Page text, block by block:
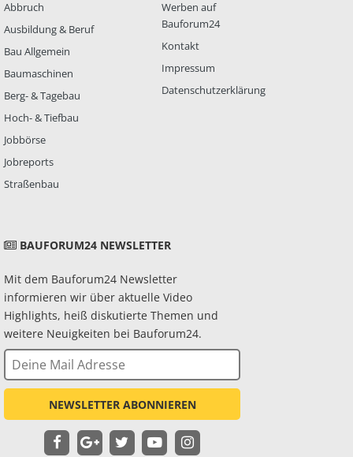
Abbruch
Ausbildung & Beruf
Bau Allgemein
Baumaschinen
Berg- & Tagebau
Hoch- & Tiefbau
Jobbörse
Jobreports
Straßenbau
Werben auf
Bauforum24
Kontakt
Impressum
Datenschutzerklärung
BAUFORUM24 NEWSLETTER
Mit dem Bauforum24 Newsletter
informieren wir über aktuelle Video
Highlights, heiß diskutierte Themen und
weitere Neuigkeiten bei Bauforum24.
NEWSLETTER ABONNIEREN